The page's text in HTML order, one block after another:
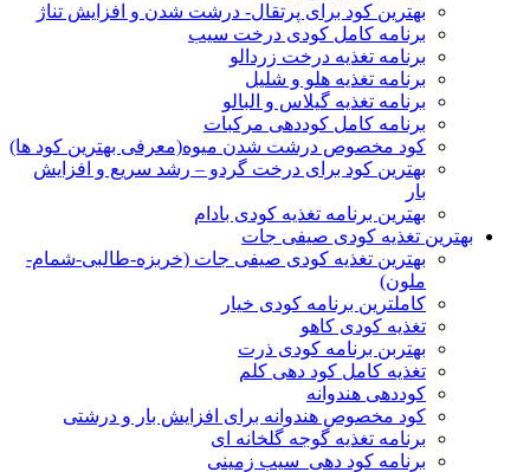
بهترین کود برای پرتقال- درشت شدن و افزایش تناژ
برنامه کامل کودی درخت سیب
برنامه تغذیه درخت زردالو
برنامه تغذیه هلو و شلیل
برنامه تغذیه گیلاس و البالو
برنامه کامل کوددهی مرکبات
کود مخصوص درشت شدن میوه(معرفی بهترین کود ها)
بهترین کود برای درخت گردو – رشد سریع و افزایش
بار
بهترین برنامه تغذیه کودی بادام
بهترین تغذیه کودی صیفی جات
بهترین تغذیه کودی صیفی جات (خربزه-طالبی-شمام-
ملون)
کاملترین برنامه کودی خیار
تغذیه کودی کاهو
بهتربن برنامه کودی ذرت
تغذیه کامل کود دهی کلم
کوددهی هندوانه
کود مخصوص هندوانه برای افزایش بار و درشتی
برنامه تغذیه گوجه گلخانه ای
برنامه کود دهی سیب زمینی